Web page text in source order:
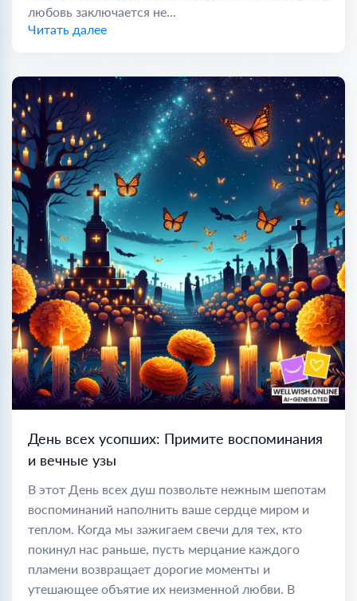
любовь заключается не...
Читать далее
День всех усопших: Примите воспоминания
и вечные узы
В этот День всех душ позвольте нежным шепотам
воспоминаний наполнить ваше сердце миром и
теплом. Когда мы зажигаем свечи для тех, кто
покинул нас раньше, пусть мерцание каждого
пламени возвращает дорогие моменты и
утешающее объятие их неизменной любви. В